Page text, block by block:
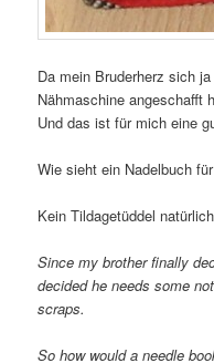
Da mein Bruderherz sich
Nähmaschine angeschafft
Und das ist für mich eine
Wie sieht ein Nadelbuch
Kein Tildagetüddel
Since my brother finally
decided he needs some
scraps.
So how would a needle